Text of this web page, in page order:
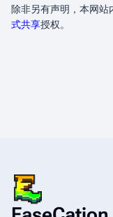
除非另有声明，本网站
式共享授权。